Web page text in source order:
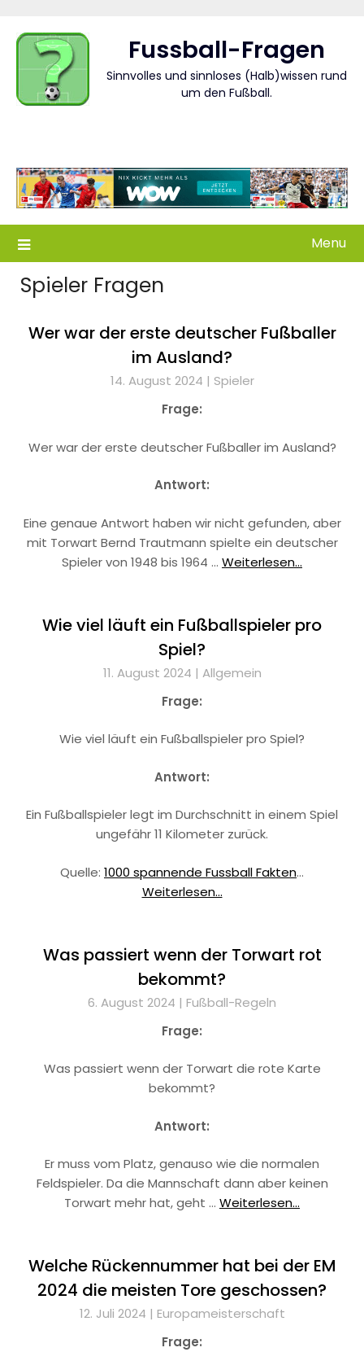
content
Fussball-Fragen
Sinnvolles und sinnloses (Halb)wissen rund
um den Fußball.
Menu
Spieler Fragen
Wer war der erste deutscher Fußballer
im Ausland?
14. August 2024 | Spieler
Frage:
Wer war der erste deutscher Fußballer im Ausland?
Antwort:
Eine genaue Antwort haben wir nicht gefunden, aber
mit Torwart Bernd Trautmann spielte ein deutscher
Spieler von 1948 bis 1964 … Weiterlesen...
Wie viel läuft ein Fußballspieler pro
Spiel?
11. August 2024 | Allgemein
Frage:
Wie viel läuft ein Fußballspieler pro Spiel?
Antwort:
Ein Fußballspieler legt im Durchschnitt in einem Spiel
ungefähr 11 Kilometer zurück.
Quelle: 1000 spannende Fussball Fakten…
Weiterlesen...
Was passiert wenn der Torwart rot
bekommt?
6. August 2024 | Fußball-Regeln
Frage:
Was passiert wenn der Torwart die rote Karte
bekommt?
Antwort:
Er muss vom Platz, genauso wie die normalen
Feldspieler. Da die Mannschaft dann aber keinen
Torwart mehr hat, geht … Weiterlesen...
Welche Rückennummer hat bei der EM
2024 die meisten Tore geschossen?
12. Juli 2024 | Europameisterschaft
Frage: